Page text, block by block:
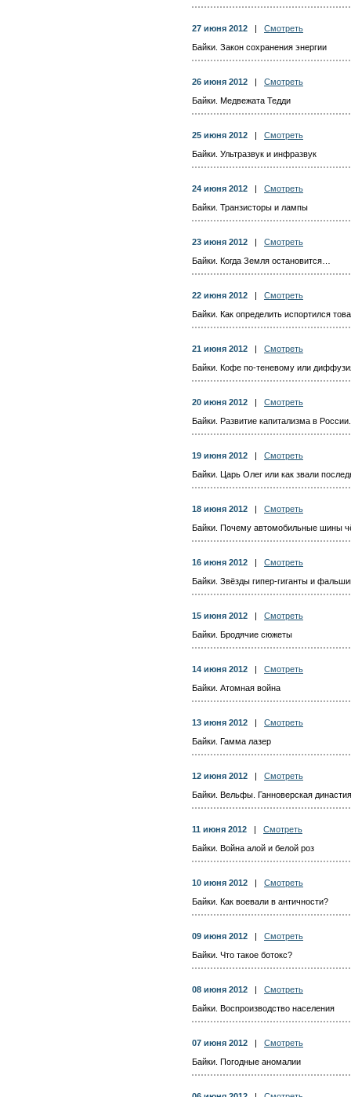
27 июня 2012
Смотреть
Байки. Закон сохранения энергии
26 июня 2012
Смотреть
Байки. Медвежата Тедди
25 июня 2012
Смотреть
Байки. Ультразвук и инфразвук
24 июня 2012
Смотреть
Байки. Транзисторы и лампы
23 июня 2012
Смотреть
Байки. Когда Земля остановится…
22 июня 2012
Смотреть
Байки. Как определить испортился
21 июня 2012
Смотреть
Байки. Кофе по-теневому или
20 июня 2012
Смотреть
Байки. Развитие капитализма в
19 июня 2012
Смотреть
Байки. Царь Олег или как звали
18 июня 2012
Смотреть
Байки. Почему автомобильные шины
16 июня 2012
Смотреть
Байки. Звёзды гипер-гиганты и
15 июня 2012
Смотреть
Байки. Бродячие сюжеты
14 июня 2012
Смотреть
Байки. Атомная война
13 июня 2012
Смотреть
Байки. Гамма лазер
12 июня 2012
Смотреть
Байки. Вельфы. Ганноверская династия
11 июня 2012
Смотреть
Байки. Война алой и белой роз
10 июня 2012
Смотреть
Байки. Как воевали в античности?
09 июня 2012
Смотреть
Байки. Что такое ботокс?
08 июня 2012
Смотреть
Байки. Воспроизводство населения
07 июня 2012
Смотреть
Байки. Погодные аномалии